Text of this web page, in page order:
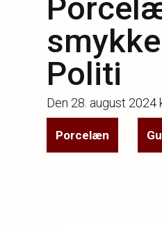
Politi
Den 28. august 2024
Porcelæn